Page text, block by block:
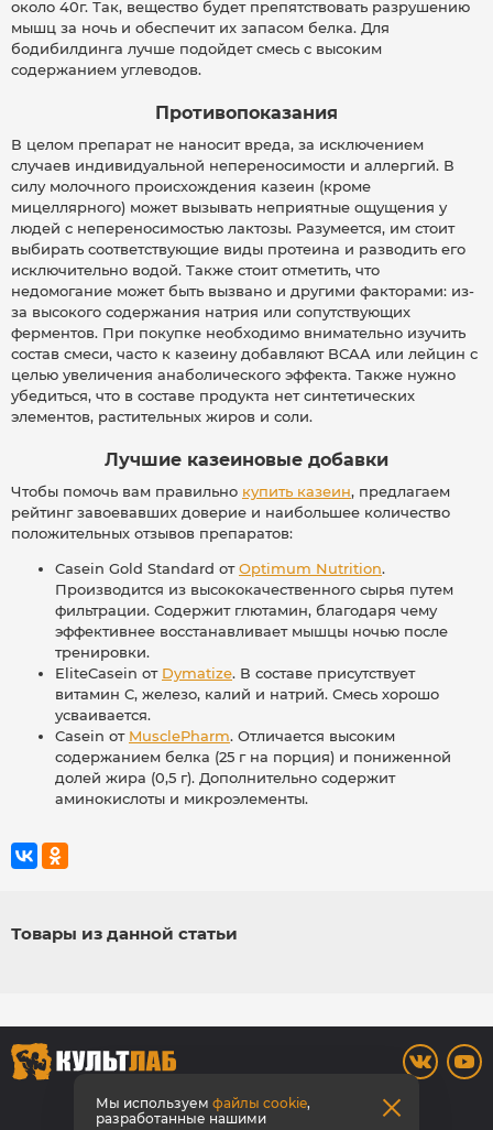
около 40г. Так, вещество будет препятствовать разрушению
мышц за ночь и обеспечит их запасом белка. Для
бодибилдинга лучше подойдет смесь с высоким
содержанием углеводов.
Противопоказания
В целом препарат не наносит вреда, за исключением
случаев индивидуальной непереносимости и аллергий. В
силу молочного происхождения казеин (кроме
мицеллярного) может вызывать неприятные ощущения у
людей с непереносимостью лактозы. Разумеется, им стоит
выбирать соответствующие виды протеина и разводить его
исключительно водой. Также стоит отметить, что
недомогание может быть вызвано и другими факторами: из-
за высокого содержания натрия или сопутствующих
ферментов. При покупке необходимо внимательно изучить
состав смеси, часто к казеину добавляют BCAA или лейцин с
целью увеличения анаболического эффекта. Также нужно
убедиться, что в составе продукта нет синтетических
элементов, растительных жиров и соли.
Лучшие казеиновые добавки
Чтобы помочь вам правильно купить казеин, предлагаем
рейтинг завоевавших доверие и наибольшее количество
положительных отзывов препаратов:
Casein Gold Standard отOptimum Nutrition.
Производится из высококачественного сырья путем
фильтрации. Содержит глютамин, благодаря чему
эффективнее восстанавливает мышцы ночью после
тренировки.
EliteCasein от Dymatize. В составе присутствует
витамин C, железо, калий и натрий. Смесь хорошо
усваивается.
Casein от MusclePharm. Отличается высоким
содержанием белка (25 г на порция) и пониженной
долей жира (0,5 г). Дополнительно содержит
аминокислоты и микроэлементы.
Товары из данной статьи
8 800 700-42-31
Мы используемфайлы cookie,
разработанные нашими